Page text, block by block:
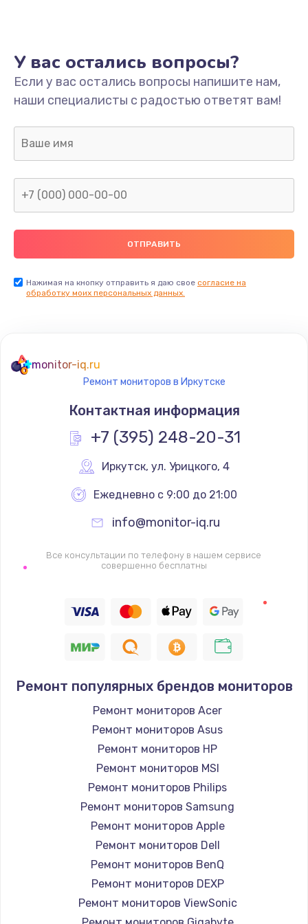
Заказать
Не включается
Нет звука
Не видит флешку
400 руб.
Заказать
Не сопряжается с устройством
900 руб.
Заказать
Помехи и искажение звука
900 руб.
1400 руб.
Заказать
Восстановление цепи питания, пайка
880 руб.
Программный ремонт/прошивка
Заказать
Замена Bluetooth/Wi-Fi модуля
800 руб.
Заказать
Замена картридера
890 руб.
У вас остались вопросы?
Если у вас остались вопросы напишите нам,
наши специалисты с радостью ответят вам!
Нажимая на кнопку отправить я даю свое согласие на
обработку моих персональных данных.
monitor-iq.ru
Ремонт мониторов в Иркутске
Контактная информация
+7 (395) 248-20-31
Иркутск, ул. Урицкого, 4
Ежедневно с 9:00 до 21:00
info@monitor-iq.ru
Все консультации по телефону в нашем сервисе
совершенно бесплатны
Ремонт популярных брендов мониторов
Ремонт мониторов Acer
Ремонт мониторов Asus
Ремонт мониторов HP
Ремонт мониторов MSI
Ремонт мониторов Philips
Ремонт мониторов Samsung
Ремонт мониторов Apple
Ремонт мониторов Dell
Ремонт мониторов BenQ
Ремонт мониторов DEXP
Ремонт мониторов ViewSonic